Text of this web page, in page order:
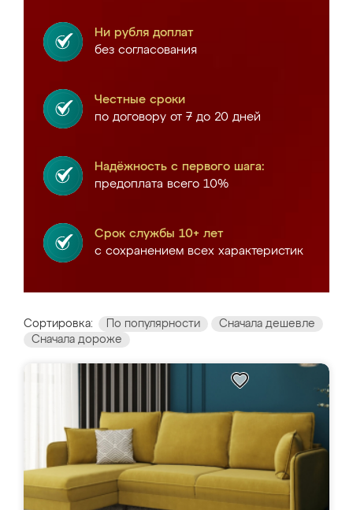
Ни рубля доплат
без согласования
Честные сроки
по договору от 7 до 20 дней
Надёжность с первого шага:
предоплата всего 10%
Срок службы 10+ лет
с сохранением всех характеристик
Сортировка: По популярности
Сначала дешевле
Сначала дороже